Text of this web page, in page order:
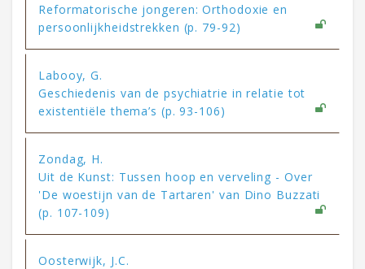
Reformatorische jongeren: Orthodoxie en
persoonlijkheidstrekken (p. 79-92)
Labooy, G.
Geschiedenis van de psychiatrie in relatie tot
existentiële thema’s (p. 93-106)
Zondag, H.
Uit de Kunst: Tussen hoop en verveling - Over
'De woestijn van de Tartaren' van Dino Buzzati
(p. 107-109)
Oosterwijk, J.C.